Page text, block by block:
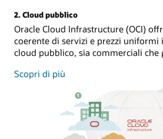
2. Cloud pubblico
Oracle Cloud Infrastructure (OCI)
coerente di servizi e prezzi
cloud pubblico, sia commerciali che
Scopri di più
pubblico